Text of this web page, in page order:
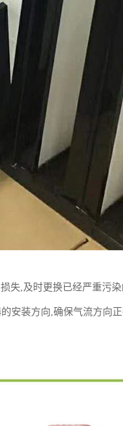
失,及时更换已经严重污
安装方向,确保气流方向